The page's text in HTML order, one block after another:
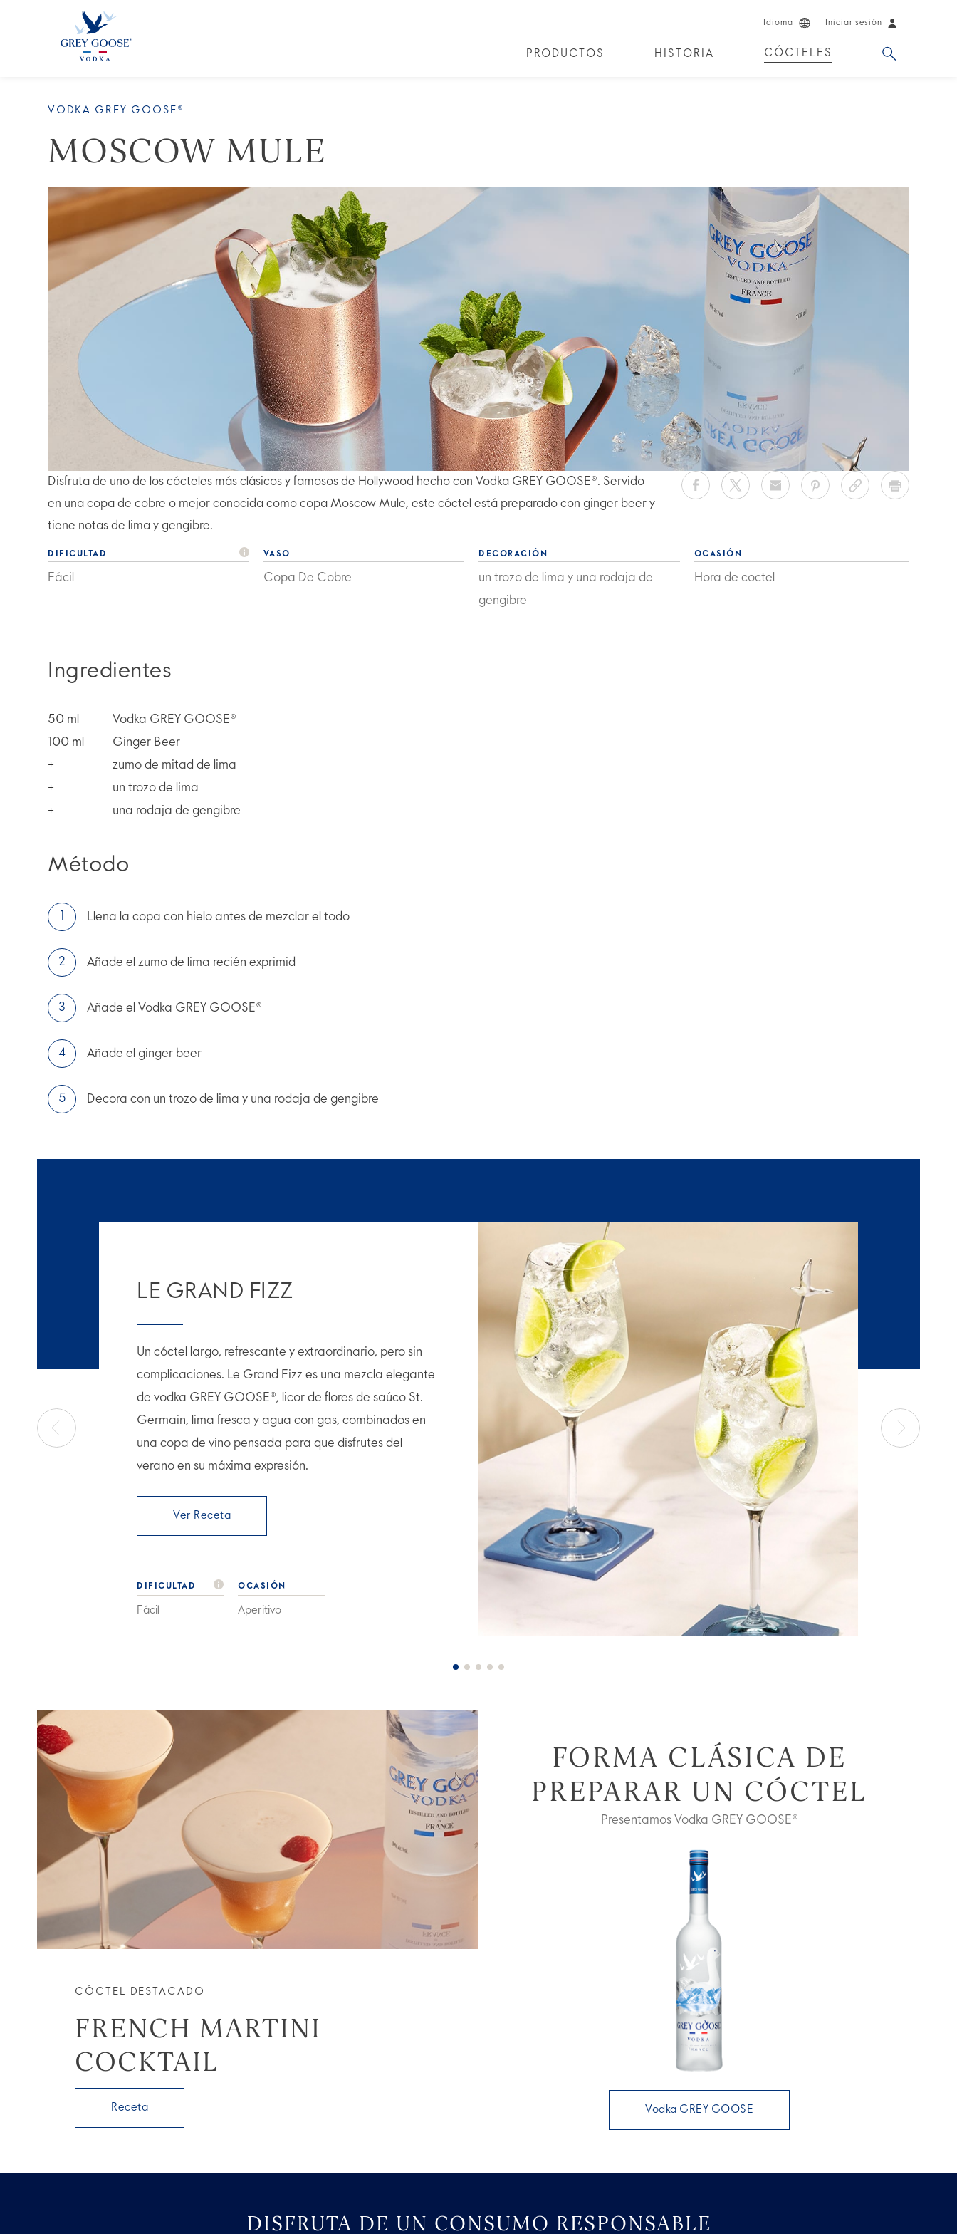
Idioma Iniciar sesión
PRODUCTOS HISTORIA CÓCTELES
VODKA GREY GOOSE®
MOSCOW MULE
Disfruta de uno de los cócteles más clásicos y famosos de Hollywood hecho con Vodka GREY GOOSE®. Servido
en una copa de cobre o mejor conocida como copa Moscow Mule, este cóctel está preparado con ginger beer y
tiene notas de lima y gengibre.
DIFICULTAD
Fácil
VASO
Copa De Cobre
DECORACIÓN
un trozo de lima y una rodaja de
gengibre
OCASIÓN
Hora de coctel
Ingredientes
50 ml
Vodka GREY GOOSE®
100 ml
Ginger Beer
+
zumo de mitad de lima
+
un trozo de lima
+
una rodaja de gengibre
Método
Llena la copa con hielo antes de mezclar el todo
Añade el zumo de lima recién exprimid
Añade el Vodka GREY GOOSE®
Añade el ginger beer
Decora con un trozo de lima y una rodaja de gengibre
LE GRAND FIZZ
Un cóctel largo, refrescante y extraordinario, pero sin
complicaciones. Le Grand Fizz es una mezcla elegante
de vodka GREY GOOSE®, licor de flores de saúco St.
Germain, lima fresca y agua con gas, combinados en
una copa de vino pensada para que disfrutes del
verano en su máxima expresión.
Ver Receta
DIFICULTAD
Fácil
OCASIÓN
Aperitivo
CÓCTEL DESTACADO
FRENCH MARTINI
COCKTAIL
Receta
FORMA CLÁSICA DE
PREPARAR UN CÓCTEL
Presentamos Vodka GREY GOOSE®
Vodka GREY GOOSE
DISFRUTA DE UN CONSUMO RESPONSABLE